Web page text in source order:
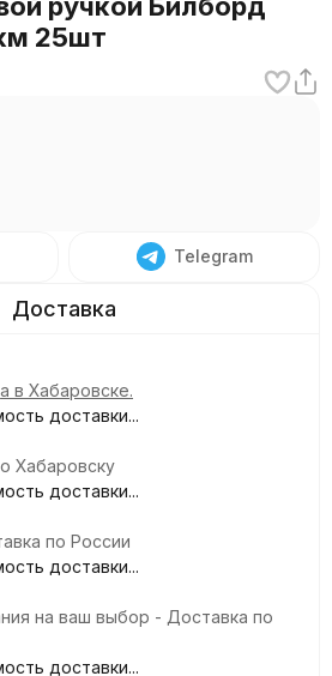
25шт
Telegram
в Хабаровске.
доставки...
Хабаровску
доставки...
по России
доставки...
на ваш выбор - Доставка по
доставки...